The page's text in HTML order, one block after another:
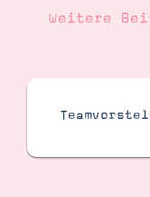
Weitere